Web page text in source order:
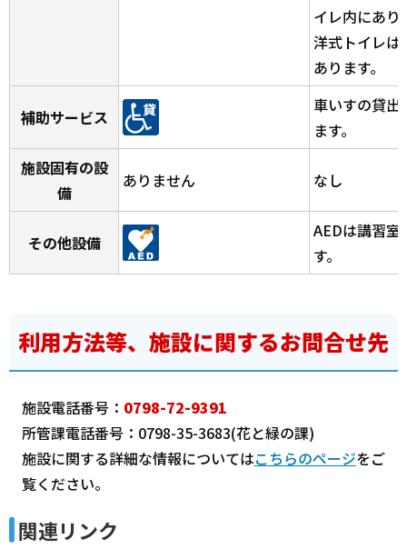
イレ内にあり
洋式トイレは
あります。
補助サービス
車いすの貸出
ます。
施設固有の設
備
ありません なし
その他設備
AEDは講習室
す。
利用方法等、施設に関するお問合せ先
施設電話番号： 0798-72-9391
所管課電話番号：0798-35-3683(花と緑の課)
施設に関する詳細な情報についてはこちらのページをご
覧ください。
関連リンク